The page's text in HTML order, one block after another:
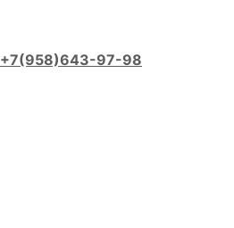
+7(958)643-97-98